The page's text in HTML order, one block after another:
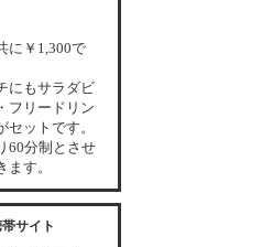
に￥1,300で
にもサラダビ
フリードリン
セットです。
60分制とさせ
ます。
サイト